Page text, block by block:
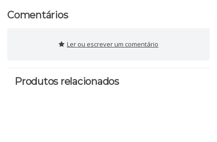
Comentários
Ler ou escrever um comentário
Produtos relacionados